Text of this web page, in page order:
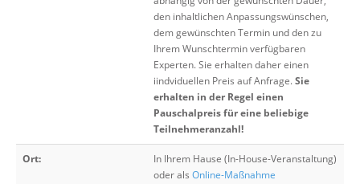
den inhaltlichen Anpassungswünschen,
dem gewünschten Termin und den zu
Ihrem Wunschtermin verfügbaren
Experten. Sie erhalten daher einen
iindviduellen Preis auf Anfrage.Sie
erhalten in der Regel einen
Pauschalpreis für eine beliebige
Teilnehmeranzahl!
Ort:
In Ihrem Hause (In-House-Veranstaltung)
oder als Online-Maßnahme